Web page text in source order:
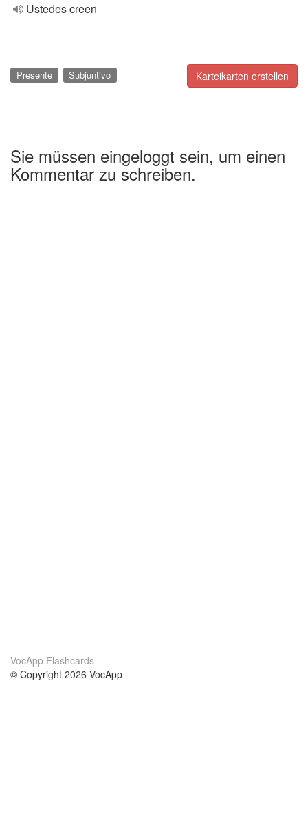
Ustedes creen
Karteikarten erstellen
Presente Subjuntivo
Sie müssen eingeloggt sein, um einen
Kommentar zu schreiben.
VocApp Flashcards
© Copyright 2026 VocApp